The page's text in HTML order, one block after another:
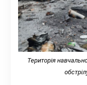
Територія